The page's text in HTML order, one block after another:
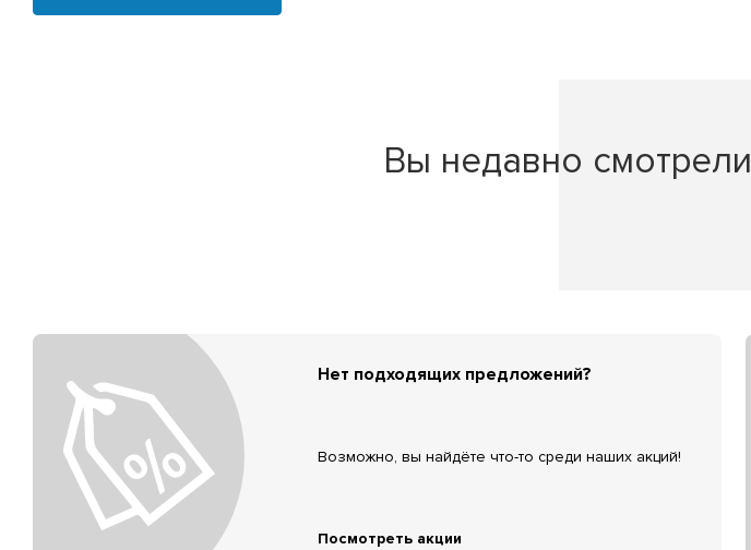
Вы недавно смотрели
Нет подходящих предложений?
Возможно, вы найдёте что-то среди наших акций!
Посмотреть акции